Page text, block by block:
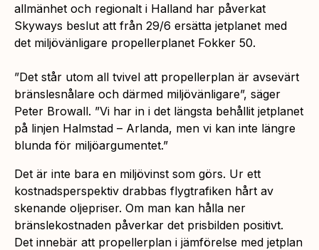
allmänhet och regionalt i Halland har påverkat
Skyways beslut att från 29/6 ersätta jetplanet med
det miljövänligare propellerplanet Fokker 50.
”Det står utom all tvivel att propellerplan är avsevärt
bränslesnålare och därmed miljövänligare”, säger
Peter Browall. ”Vi har in i det längsta behållit jetplanet
på linjen Halmstad – Arlanda, men vi kan inte längre
blunda för miljöargumentet.”
Det är inte bara en miljövinst som görs. Ur ett
kostnadsperspektiv drabbas flygtrafiken hårt av
skenande oljepriser. Om man kan hålla ner
bränslekostnaden påverkar det prisbilden positivt.
Det innebär att propellerplan i jämförelse med jetplan